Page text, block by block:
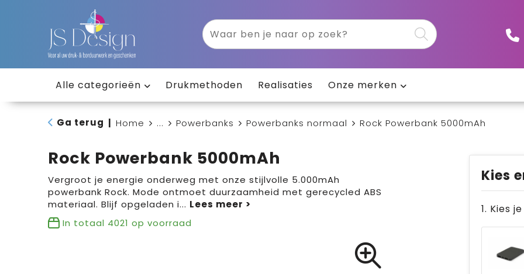
Alle categorieën Drukmethoden Realisaties Onze merken
Ga terug Home ... Powerbanks Powerbanks normaal Rock Powerbank 5000mAh
Rock Powerbank 5000mAh
Vergroot je energie onderweg met onze stijlvolle 5.000mAh
powerbank Rock. Mode ontmoet duurzaamheid met gerecycled ABS
materiaal. Blijf opgeladen i...
In totaal 4021 op voorraad
Kies
1. Kies